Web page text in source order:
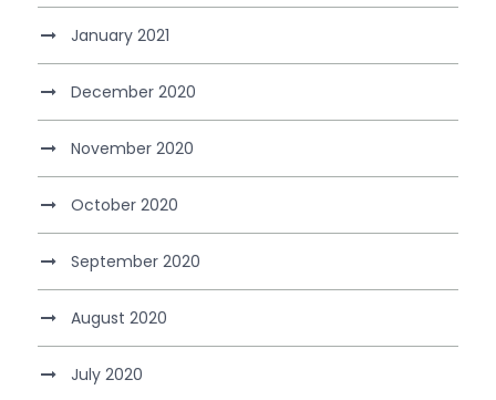
January 2021
December 2020
November 2020
October 2020
September 2020
August 2020
July 2020